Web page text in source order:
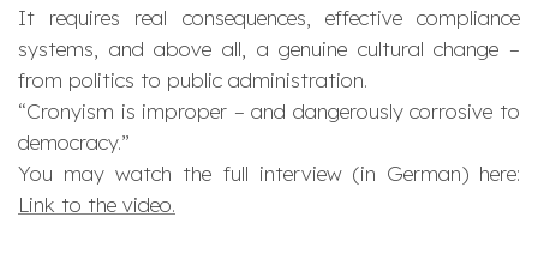
It requires real consequences, effective compliance
systems, and above all, a genuine cultural change –
from politics to public administration.
“Cronyism is improper – and dangerously corrosive to
democracy.”
You may watch the full interview (in German) here:
Link to the video.